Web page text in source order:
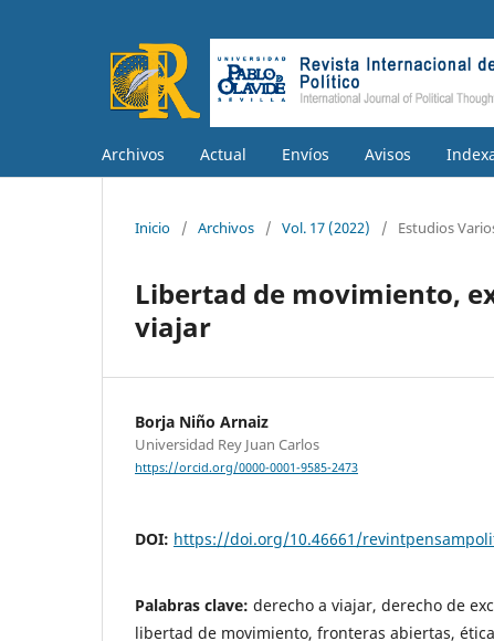
Archivos Actual Envíos Avisos
Inicio / Archivos / Vol. 17 (2022) / Estudios
Libertad de movimiento,
viajar
Borja Niño Arnaiz
Universidad Rey Juan Carlos
https://orcid.org/0000-0001-9585-2473
DOI: https://doi.org/10.46661/
Palabras clave: derecho a viajar, derecho de
libertad de movimiento, fronteras abiertas,